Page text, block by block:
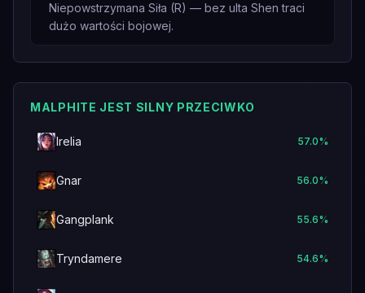
Niepowstrzymana Siła (R) — bez ulta Shen traci
dużo wartości bojowej.
MALPHITE JEST SILNY PRZECIWKO
Irelia 57.0%
Gnar 56.0%
Gangplank 55.6%
Tryndamere 54.6%